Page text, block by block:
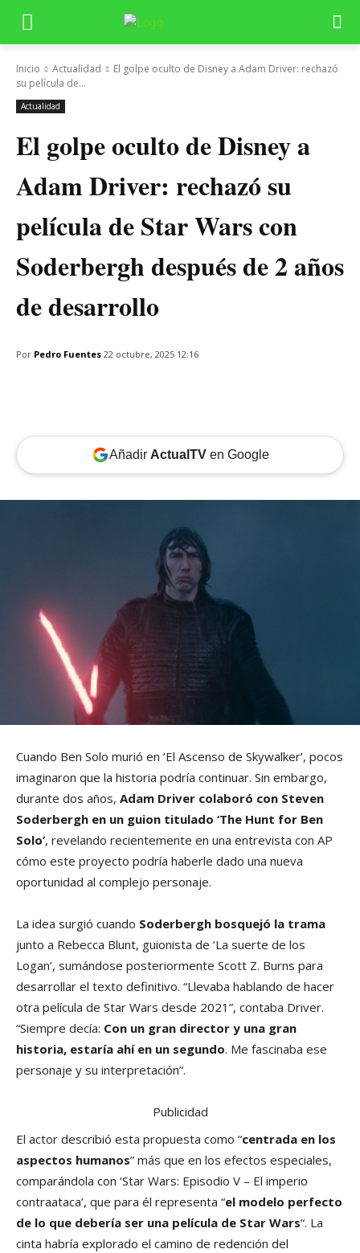
Inicio Actualidad
El golpe oculto de Disney a Adam Driver: rechazó
su película de...
Actualidad
El golpe oculto de Disney a
Adam Driver: rechazó su
película de Star Wars con
Soderbergh después de 2 años
de desarrollo
Por Pedro Fuentes 22 octubre, 2025 12:16
Añadir ActualTVen Google
Cuando Ben Solo murió en ‘El Ascenso de Skywalker’, pocos
imaginaron que la historia podría continuar. Sin embargo,
durante dos años, Adam Driver colaboró con Steven
Soderbergh en un guion titulado ‘The Hunt for Ben
Solo’, revelando recientemente en una entrevista con AP
cómo este proyecto podría haberle dado una nueva
oportunidad al complejo personaje.
La idea surgió cuando Soderbergh bosquejó la trama
junto a Rebecca Blunt, guionista de ‘La suerte de los
Logan’, sumándose posteriormente Scott Z. Burns para
desarrollar el texto definitivo. “Llevaba hablando de hacer
otra película de Star Wars desde 2021”, contaba Driver.
“Siempre decía: Con un gran director y una gran
historia, estaría ahí en un segundo. Me fascinaba ese
personaje y su interpretación”.
Publicidad
El actor describió esta propuesta como “centrada en los
aspectos humanos” más que en los efectos especiales,
comparándola con ‘Star Wars: Episodio V – El imperio
contraataca’, que para él representa “el modelo perfecto
de lo que debería ser una película de Star Wars“. La
cinta habría explorado el camino de redención del